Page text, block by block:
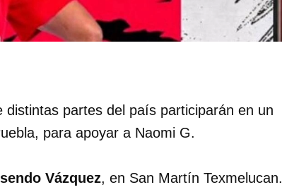
distintas partes del país participarán en un
para apoyar a Naomi G.
Vázquez, en San Martín Texmelucan.